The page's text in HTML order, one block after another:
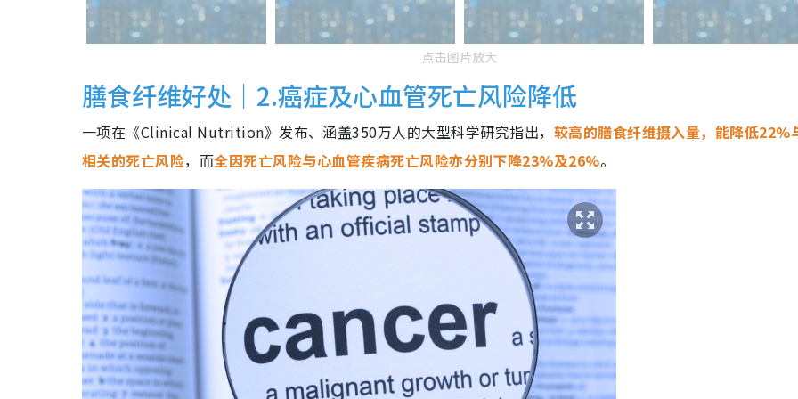
点击图片放大
膳食纤维好处｜2.癌症及心血管死亡风险降低
一项在《Clinical Nutrition》发布、涵盖350万人的大型科学研究指出， 较高的膳食纤维摄入量，能降低22%
相关的死亡风险，而全因死亡风险与心血管疾病死亡风险亦分别下降23%及26%。